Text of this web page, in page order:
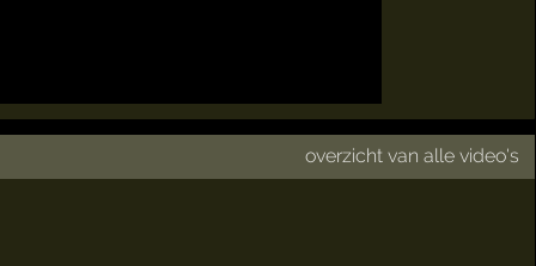
overzicht van alle video's